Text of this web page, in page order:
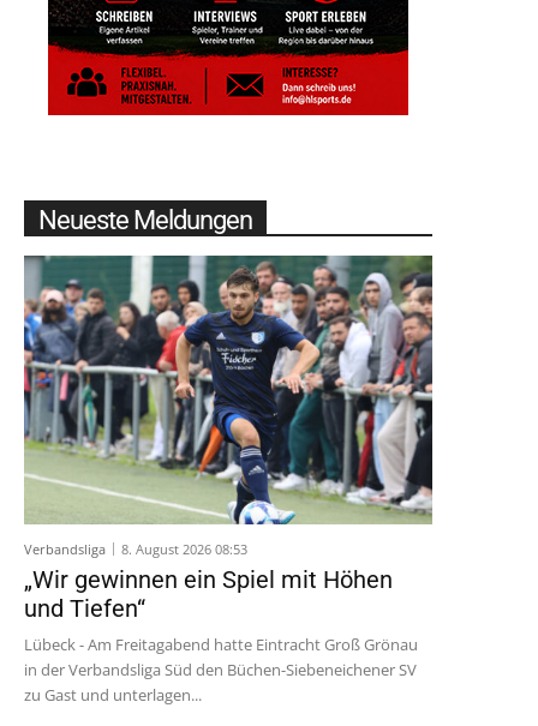
Neueste Meldungen
Verbandsliga 8. August 2026 08:53
„Wir gewinnen ein Spiel mit Höhen
und Tiefen“
Lübeck - Am Freitagabend hatte Eintracht Groß Grönau
in der Verbandsliga Süd den Büchen-Siebeneichener SV
zu Gast und unterlagen...